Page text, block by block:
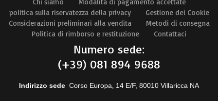
politica sulla riservatezza della privacy
Gestione dei Cookie
Considerazioni preliminari alla vendita
Metodi di consegna
Politica di rimborso e restituzione
Contattaci
Numero sede:
(+39) 081 894 9688
Indirizzo sede Corso Europa, 14 E/F, 80010 Villaricca NA